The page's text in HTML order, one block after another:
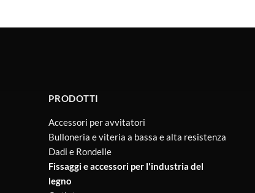
PRODOTTI
Accessori per avvitatori
Bulloneria e viteria a bassa e alta resistenza
Dadi e Rondelle
Fissaggi e accessori per l'industria del
legno